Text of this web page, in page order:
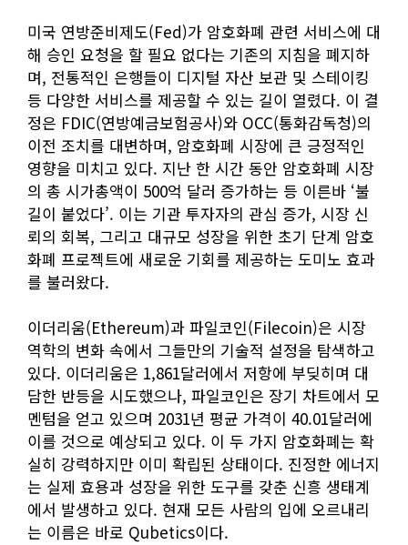
미국 연방준비제도(Fed)가 암호화폐 관련 서비스에 대
해 승인 요청을 할 필요 없다는 기존의 지침을 폐지하
며, 전통적인 은행들이 디지털 자산 보관 및 스테이킹
등 다양한 서비스를 제공할 수 있는 길이 열렸다. 이 결
정은 FDIC(연방예금보험공사)와 OCC(통화감독청)의
이전 조치를 대변하며, 암호화폐 시장에 큰 긍정적인
영향을 미치고 있다. 지난 한 시간 동안 암호화폐 시장
의 총 시가총액이 500억 달러 증가하는 등 이른바 ‘불
길이 붙었다’. 이는 기관 투자자의 관심 증가, 시장 신
뢰의 회복, 그리고 대규모 성장을 위한 초기 단계 암호
화폐 프로젝트에 새로운 기회를 제공하는 도미노 효과
를 불러왔다.
이더리움(Ethereum)과 파일코인(Filecoin)은 시장
역학의 변화 속에서 그들만의 기술적 설정을 탐색하고
있다. 이더리움은 1,861달러에서 저항에 부딪히며 대
담한 반등을 시도했으나, 파일코인은 장기 차트에서 모
멘텀을 얻고 있으며 2031년 평균 가격이 40.01달러에
이를 것으로 예상되고 있다. 이 두 가지 암호화폐는 확
실히 강력하지만 이미 확립된 상태이다. 진정한 에너지
는 실제 효용과 성장을 위한 도구를 갖춘 신흥 생태계
에서 발생하고 있다. 현재 모든 사람의 입에 오르내리
는 이름은 바로 Qubetics이다.